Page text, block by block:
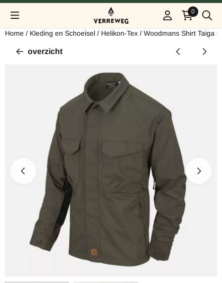
Cookievoorkeuren zijn beschikbaar. Kies instellingen of sta
0
Home / Kleding en Schoeisel / Helikon-Tex / Woodmans Shirt Taiga
overzicht